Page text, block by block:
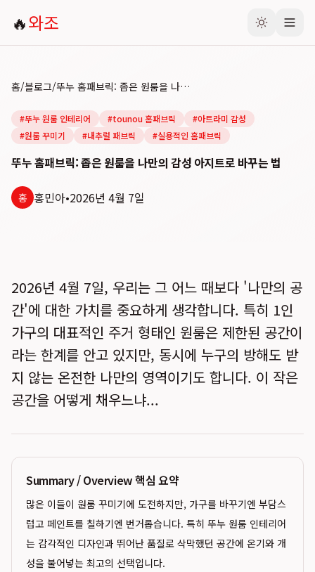
🔥와조
홈/블로그/ 뚜누 홈패브릭: 좁은 원룸을 나만의 감성 아지트로 바꾸는 법
#뚜누 원룸 인테리어 #tounou 홈패브릭 #아트라미 감성
#원룸 꾸미기 #내추럴 패브릭 #실용적인 홈패브릭
뚜누 홈패브릭: 좁은 원룸을 나만의 감성 아지트로 바꾸는 법
홍 홍민아•2026년 4월 7일
2026년 4월 7일, 우리는 그 어느 때보다 '나만의 공
간'에 대한 가치를 중요하게 생각합니다. 특히 1인
가구의 대표적인 주거 형태인 원룸은 제한된 공간이
라는 한계를 안고 있지만, 동시에 누구의 방해도 받
지 않는 온전한 나만의 영역이기도 합니다. 이 작은
공간을 어떻게 채우느냐...
Summary / Overview 핵심 요약
많은 이들이 원룸 꾸미기에 도전하지만, 가구를 바꾸기엔 부담스
럽고 페인트를 칠하기엔 번거롭습니다. 특히 뚜누 원룸 인테리어
는 감각적인 디자인과 뛰어난 품질로 삭막했던 공간에 온기와 개
성을 불어넣는 최고의 선택입니다.